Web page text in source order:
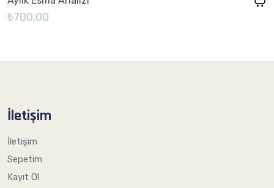
₺700,00
İletişim
İletişim
Sepetim
Kayıt Ol